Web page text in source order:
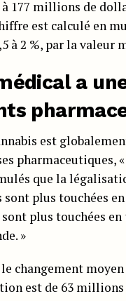
177 millions de
est calculé en
à 2 %, par la valeur
a
est
pharmaceutiques,
que la
plus touchées
plus touchées
»
changement
est de 63